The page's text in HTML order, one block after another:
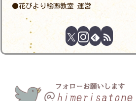
●花びより絵画教室 運営